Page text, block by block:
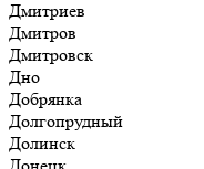
Дмитриев
Дмитров
Дмитровск
Дно
Добрянка
Долгопрудный
Долинск